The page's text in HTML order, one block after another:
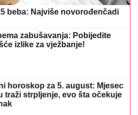
zabušavanja: Pobijedite
izlike za vježbanje!